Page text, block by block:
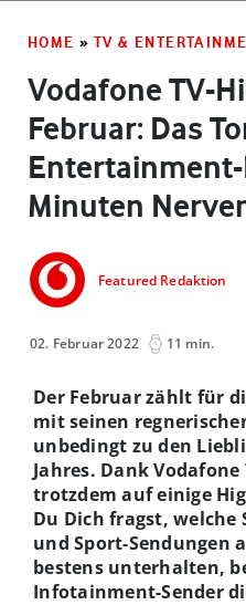
HOME » TV &
Vodafone TV-
Februar: Das
Minuten
Featured Redaktion
02. Februar 2022 11 min.
Der Februar zählt für
mit seinen
unbedingt zu den
Jahres. Dank
trotzdem auf einige
Du Dich fragst, welche
und Sport-Sendungen
bestens unterhalten,
Infotainment-Sender